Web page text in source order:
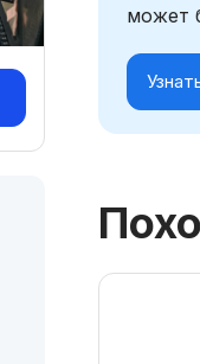
может